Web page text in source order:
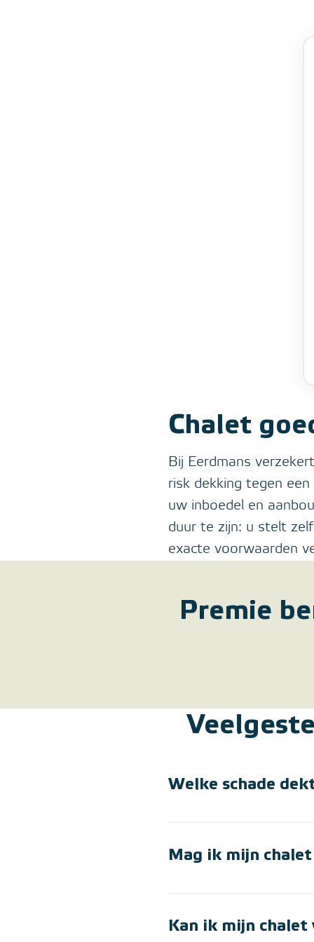
Chalet
Bij Eerdmans
risk dekking tegen
uw inboedel en
duur te zijn: u stelt
exacte voorwaarden
Premie
Welke schade
Mag ik mijn
Kan ik mijn chalet